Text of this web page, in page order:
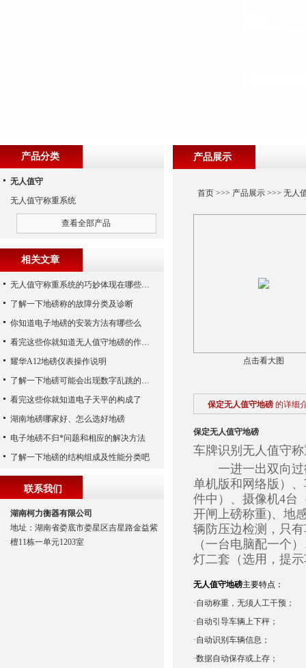
产品展示
首页>>> 产品展示>>> 无人
点击看大图
保定无人值守地磅 的详细
保定无人值守地磅
车牌识别无人值守
一进一出双向过
单机版和网络版）
件中）、摄像机4台
开闸上磅称重)、地
辆防压边检测，只
（一台电脑配一个
灯二套（选用，提
无人值守地磅主要特点：
·自动称重，无须人工干预；
·自动引导车辆上下秤；
·自动识别车辆信息；
·数据自动保存或上存；
产品分类
无人值守
无人值守称重系统
查看全部产品
相关文章
无人值守称重系统的巧妙体现在哪些方面呢？
了解一下地磅称的故障分类及诊断
你知道电子地磅的安装方法有哪些么
看完这些你就知道无人值守地磅的作用了
耀华A12地磅仪表操作说明
了解一下地磅可能会出现数字乱跳的原因
看完这些你就知道电子天平的构成了
湖南地磅哪家好、怎么选好地磅
电子地磅不归*问题和相应的解决方法
了解一下地磅的结构组成及性能分类吧
联系我们
湖南柯力衡器有限公司
地址：湖南省娄底市娄星区吉星路金益紫
檀11栋一单元1203室